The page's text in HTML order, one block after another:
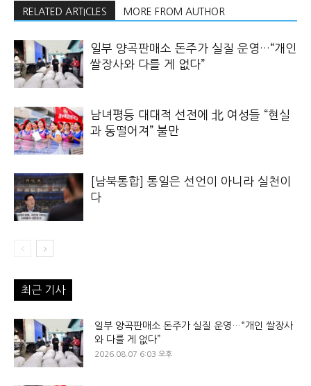
RELATED ARTICLES MORE FROM AUTHOR
일부 양곡판매소 돈주가 실질 운영…“개인
쌀장사와 다를 게 없다”
남녀평등 대대적 선전에 北 여성들 “현실
과 동떨어져” 불만
[남북통합] 통일은 선언이 아니라 실천이
다
최근 기사
일부 양곡판매소 돈주가 실질 운영…“개인 쌀장사
와 다를 게 없다”
2026.08.07 6:03 오후